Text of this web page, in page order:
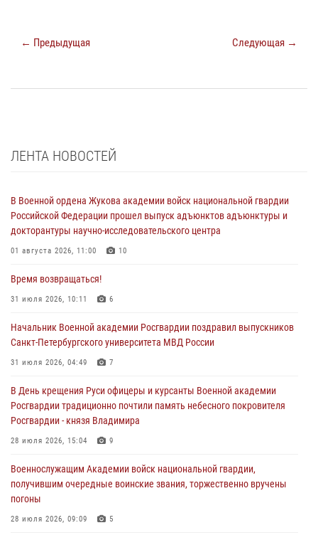
← Предыдущая Следующая →
ЛЕНТА НОВОСТЕЙ
В Военной ордена Жукова академии войск национальной гвардии
Российской Федерации прошел выпуск адъюнктов адъюнктуры и
докторантуры научно-исследовательского центра
01 августа 2026, 11:00 10
Время возвращаться!
31 июля 2026, 10:11 6
Начальник Военной академии Росгвардии поздравил выпускников
Санкт-Петербургского университета МВД России
31 июля 2026, 04:49 7
В День крещения Руси офицеры и курсанты Военной академии
Росгвардии традиционно почтили память небесного покровителя
Росгвардии - князя Владимира
28 июля 2026, 15:04 9
Военнослужащим Академии войск национальной гвардии,
получившим очередные воинские звания, торжественно вручены
погоны
28 июля 2026, 09:09 5